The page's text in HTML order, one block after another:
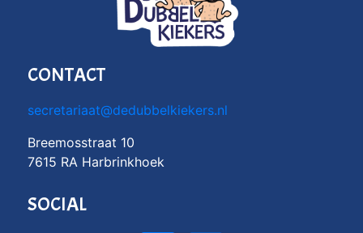
CONTACT
secretariaat@dedubbelkiekers.nl
Breemosstraat 10
7615 RA Harbrinkhoek
SOCIAL